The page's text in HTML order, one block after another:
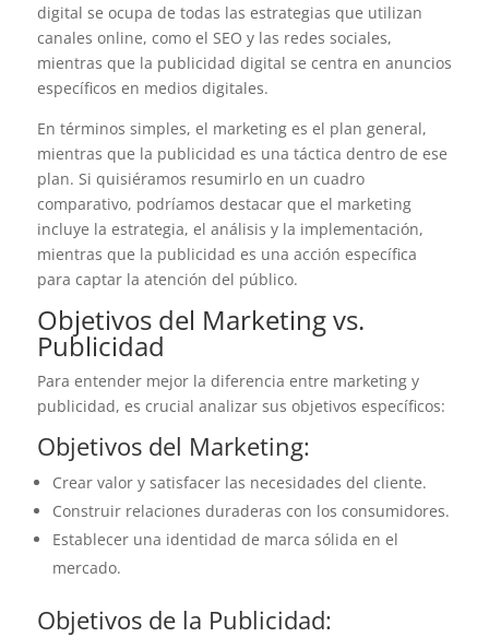
digital se ocupa de todas las estrategias que utilizan
canales online, como el SEO y las redes sociales,
mientras que la publicidad digital se centra en anuncios
específicos en medios digitales.
En términos simples, el marketing es el plan general,
mientras que la publicidad es una táctica dentro de ese
plan. Si quisiéramos resumirlo en un cuadro
comparativo, podríamos destacar que el marketing
incluye la estrategia, el análisis y la implementación,
mientras que la publicidad es una acción específica
para captar la atención del público.
Objetivos del Marketing vs.
Publicidad
Para entender mejor la diferencia entre marketing y
publicidad, es crucial analizar sus objetivos específicos:
Objetivos del Marketing:
Crear valor y satisfacer las necesidades del cliente.
Construir relaciones duraderas con los consumidores.
Establecer una identidad de marca sólida en el
mercado.
Objetivos de la Publicidad: